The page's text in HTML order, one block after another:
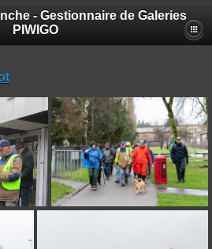
- Gestionnaire de Galeries
PIWIGO